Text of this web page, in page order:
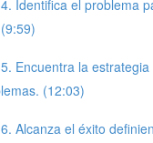
Identifica el problema
Encuentra la
(12:03)
Alcanza el éxito